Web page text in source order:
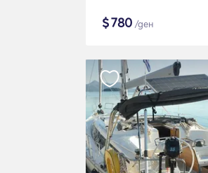
$780 /ден